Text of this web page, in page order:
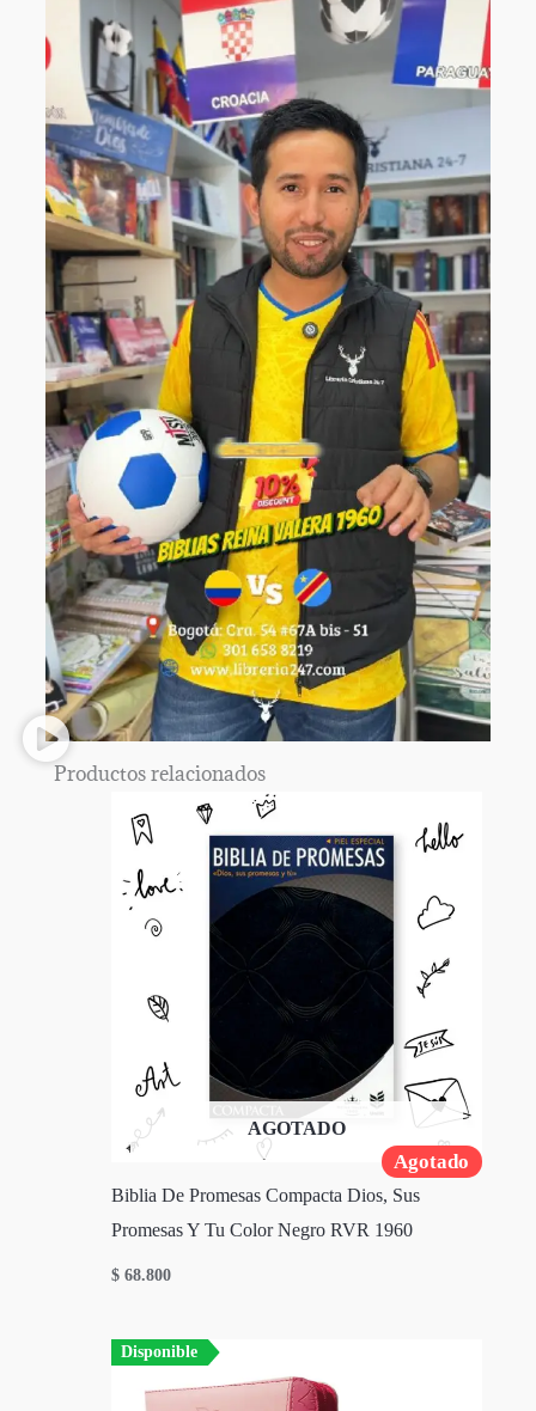
Productos relacionados
Agotado
AGOTADO
Biblia De Promesas Compacta Dios, Sus
Promesas Y Tu Color Negro RVR 1960
$ 68.800
Disponible